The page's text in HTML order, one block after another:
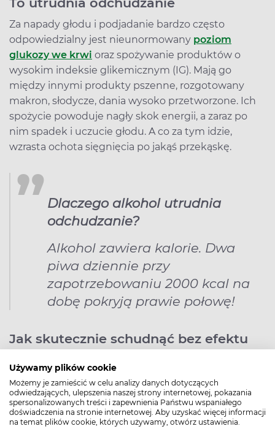
Używamy plików cookie
Możemy je zamieścić w celu analizy danych dotyczących
odwiedzających, ulepszenia naszej strony internetowej, pokazania
spersonalizowanych treści i zapewnienia Państwu wspaniałego
doświadczenia na stronie internetowej. Aby uzyskać więcej informacji
na temat plików cookie, których używamy, otwórz ustawienia.
Za napady głodu i podjadanie bardzo często
odpowiedzialny jest nieunormowany poziom
glukozy we krwi oraz spożywanie produktów o
wysokim indeksie glikemicznym (IG). Mają go
między innymi produkty pszenne, rozgotowany
makron, słodycze, dania wysoko przetworzone. Ich
spożycie powoduje nagły skok energii, a zaraz po
nim spadek i uczucie głodu. A co za tym idzie,
wzrasta ochota sięgnięcia po jakąś przekąskę.
Dlaczego alkohol utrudnia
odchudzanie?
Alkohol zawiera kalorie. Dwa
piwa dziennie przy
zapotrzebowaniu 2000 kcal na
dobę pokryją prawie połowę!
Jak skutecznie schudnąć bez efektu
Po odchudzaniu ważne, żeby utrzymać prawidłowe
nawyki żywieniowe, by waga nie wzrastała.
Pamiętajmy o kilku zasadach.